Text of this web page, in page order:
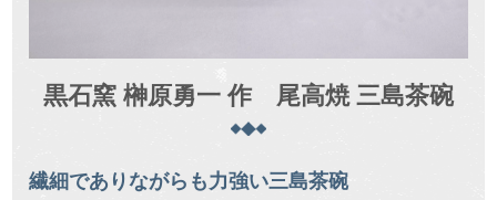
黒石窯 榊原勇一 作 尾高焼 三島茶碗
繊細でありながらも力強い三島茶碗